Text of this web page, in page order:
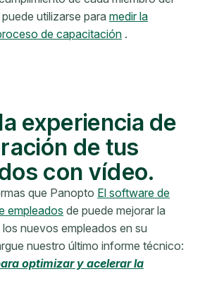
utilizarse para medir la
de capacitación .
experiencia de
de tus
con vídeo.
que Panopto El software de
empleados de puede mejorar la
nuevos empleados en su
nuestro último informe técnico:
optimizar y acelerar la